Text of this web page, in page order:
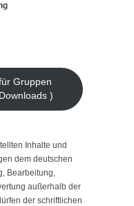
Gruppen
)
Inhalte und
dem deutschen
Bearbeitung,
außerhalb der
der schriftlichen